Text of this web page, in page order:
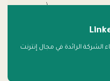
الرائدة في مجال إنترنت